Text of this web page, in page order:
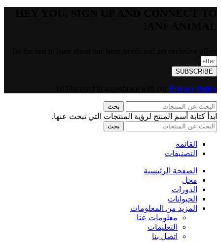
SUBSCRIBE
Privacy Policy
بحث
ابدأ كتابة أسم المنتج لرؤية المنتجات التي تبحث عنها.
بحث
القائمة
التصنيفات
الصفحة الرئيسية
محل
الدورات
الحيوانات
المزيد من المعلومات
معلومات عنا
التعليمات
اتصل بنا